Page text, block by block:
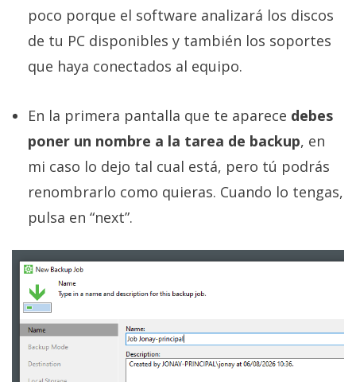
poco porque el software analizará los discos
de tu PC disponibles y también los soportes
que haya conectados al equipo.
En la primera pantalla que te aparece debes
poner un nombre a la tarea de backup, en
mi caso lo dejo tal cual está, pero tú podrás
renombrarlo como quieras. Cuando lo tengas,
pulsa en “next”.